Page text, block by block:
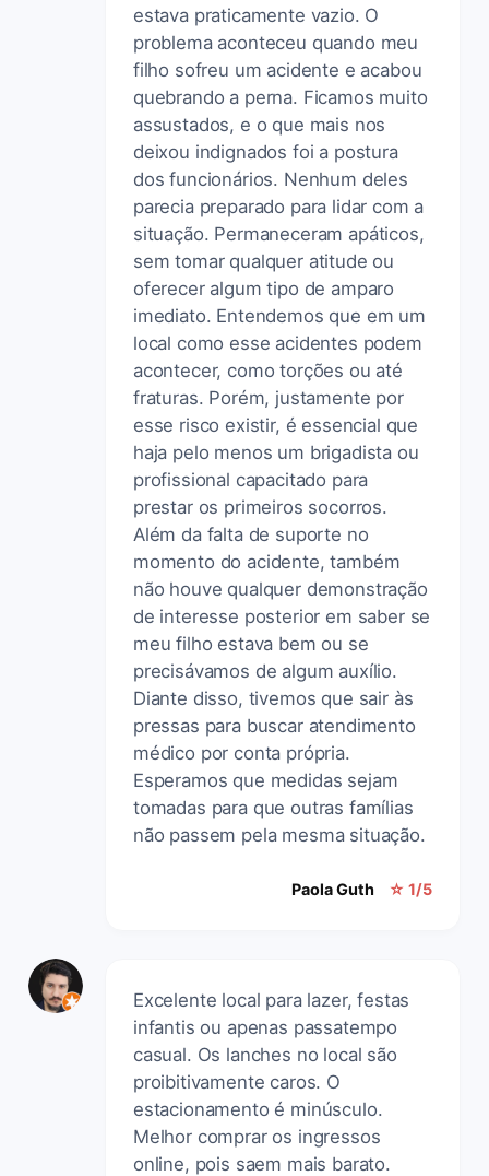
estava praticamente vazio. O
problema aconteceu quando meu
filho sofreu um acidente e acabou
quebrando a perna. Ficamos muito
assustados, e o que mais nos
deixou indignados foi a postura
dos funcionários. Nenhum deles
parecia preparado para lidar com a
situação. Permaneceram apáticos,
sem tomar qualquer atitude ou
oferecer algum tipo de amparo
imediato. Entendemos que em um
local como esse acidentes podem
acontecer, como torções ou até
fraturas. Porém, justamente por
esse risco existir, é essencial que
haja pelo menos um brigadista ou
profissional capacitado para
prestar os primeiros socorros.
Além da falta de suporte no
momento do acidente, também
não houve qualquer demonstração
de interesse posterior em saber se
meu filho estava bem ou se
precisávamos de algum auxílio.
Diante disso, tivemos que sair às
pressas para buscar atendimento
médico por conta própria.
Esperamos que medidas sejam
tomadas para que outras famílias
não passem pela mesma situação.
Paola Guth ☆ 1/5
Excelente local para lazer, festas
infantis ou apenas passatempo
casual. Os lanches no local são
proibitivamente caros. O
estacionamento é minúsculo.
Melhor comprar os ingressos
online, pois saem mais barato.